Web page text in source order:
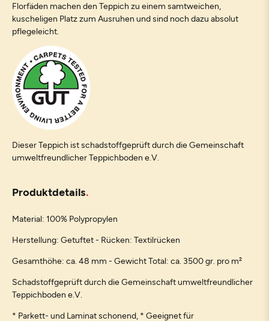
Florfäden machen den Teppich zu einem samtweichen,
kuscheligen Platz zum Ausruhen und sind noch dazu absolut
pflegeleicht.
Dieser Teppich ist schadstoffgeprüft durch die Gemeinschaft
umweltfreundlicher Teppichboden e.V.
Produktdetails
Material: 100% Polypropylen
Herstellung: Getuftet - Rücken: Textilrücken
Gesamthöhe: ca. 48 mm - Gewicht Total: ca. 3500 gr. pro m²
Schadstoffgeprüft durch die Gemeinschaft umweltfreundlicher
Teppichboden e.V.
* Parkett- und Laminat schonend, * Geeignet für